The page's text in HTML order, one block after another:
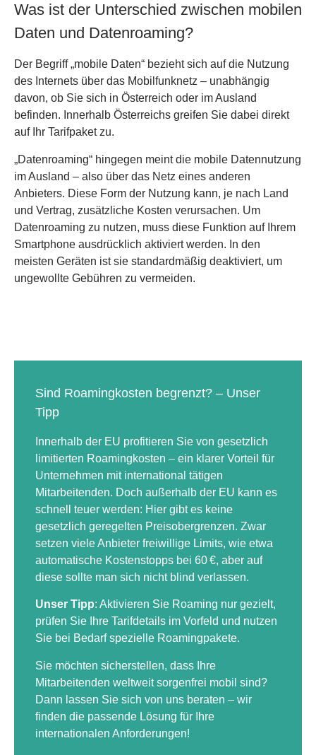
Was ist der Unterschied zwischen mobilen
Daten und Datenroaming?
Der Begriff „mobile Daten“ bezieht sich auf die Nutzung
des Internets über das Mobilfunknetz – unabhängig
davon, ob Sie sich in Österreich oder im Ausland
befinden. Innerhalb Österreichs greifen Sie dabei direkt
auf Ihr Tarifpaket zu.
„Datenroaming“ hingegen meint die mobile Datennutzung
im Ausland – also über das Netz eines anderen
Anbieters. Diese Form der Nutzung kann, je nach Land
und Vertrag, zusätzliche Kosten verursachen. Um
Datenroaming zu nutzen, muss diese Funktion auf Ihrem
Smartphone ausdrücklich aktiviert werden. In den
meisten Geräten ist sie standardmäßig deaktiviert, um
ungewollte Gebühren zu vermeiden.
Sind Roamingkosten begrenzt? – Unser
Tipp
Innerhalb der EU profitieren Sie von gesetzlich
limitierten Roamingkosten – ein klarer Vorteil für
Unternehmen mit international tätigen
Mitarbeitenden. Doch außerhalb der EU kann es
schnell teuer werden: Hier gibt es keine
gesetzlich geregelten Preisobergrenzen. Zwar
setzen viele Anbieter freiwillige Limits, wie etwa
automatische Kostenstopps bei 60 €, aber auf
diese sollte man sich nicht blind verlassen.
Unser Tipp: Aktivieren Sie Roaming nur gezielt,
prüfen Sie Ihre Tarifdetails im Vorfeld und nutzen
Sie bei Bedarf spezielle Roamingpakete.
Sie möchten sicherstellen, dass Ihre
Mitarbeitenden weltweit sorgenfrei mobil sind?
Dann lassen Sie sich von uns beraten – wir
finden die passende Lösung für Ihre
internationalen Anforderungen!